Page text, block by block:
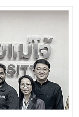
ละบุคลากรในการ
รร่วมกันในอนาคต